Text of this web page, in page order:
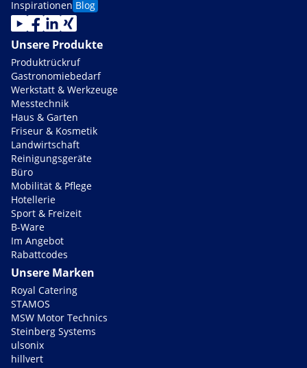
Inspirationen Blog
Unsere Produkte
Produktrückruf
Gastronomiebedarf
Werkstatt & Werkzeuge
Messtechnik
Haus & Garten
Friseur & Kosmetik
Landwirtschaft
Reinigungsgeräte
Büro
Mobilität & Pflege
Hotellerie
Sport & Freizeit
B-Ware
Im Angebot
Rabattcodes
Unsere Marken
Royal Catering
STAMOS
MSW Motor Technics
Steinberg Systems
ulsonix
hillvert